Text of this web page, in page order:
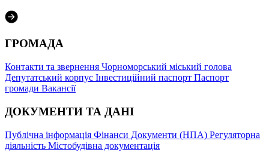
ГРОМАДА
Контакти та звернення Чорноморський міський голова
Депутатський корпус Інвестиційний паспорт Паспорт
громади Вакансії
ДОКУМЕНТИ ТА ДАНІ
Публічна інформація Фінанси Документи (НПА) Регуляторна
діяльність Містобудівна документація